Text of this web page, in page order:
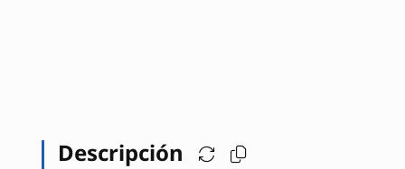
Descripción